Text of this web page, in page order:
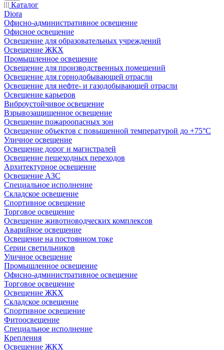
Каталог
Diora
Офисно-административное освещение
Офисное освещение
Освещение для образовательных учреждений
Освещение ЖКХ
Промышленное освещение
Освещение для производственных помещений
Освещение для горнодобывающей отрасли
Освещение для нефте- и газодобывающей отрасли
Освещение карьеров
Виброустойчивое освещение
Взрывозащищенное освещение
Освещение пожароопасных зон
Освещение объектов с повышенной температурой до +75°C
Уличное освещение
Освещение дорог и магистралей
Освещение пешеходных переходов
Архитектурное освещение
Освещение АЗС
Специальное исполнение
Складское освещение
Спортивное освещение
Торговое освещение
Освещение животноводческих комплексов
Аварийное освещение
Освещение на постоянном токе
Серии светильников
Уличное освещение
Промышленное освещение
Офисно-административное освещение
Торговое освещение
Освещение ЖКХ
Складское освещение
Спортивное освещение
Фитоосвещение
Специальное исполнение
Крепления
Освещение ЖКХ